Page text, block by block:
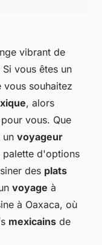
vibrant de
vous êtes un
vous souhaitez
, alors
vous. Que
un voyageur
palette d'options
des plats
voyage à
à Oaxaca, où
mexicains de